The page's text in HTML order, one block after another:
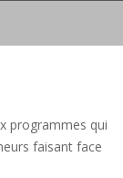
programmes qui
faisant face